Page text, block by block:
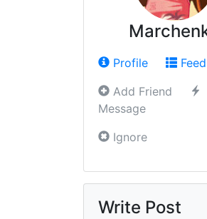
Profile
Feed
Add Friend
Message
Ignore
Write Post